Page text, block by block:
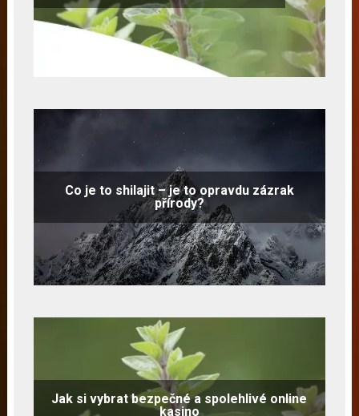
Co je to shilajit – je to opravdu zázrak
přírody?
Jak si vybrat bezpečné a spolehlivé online
kasino